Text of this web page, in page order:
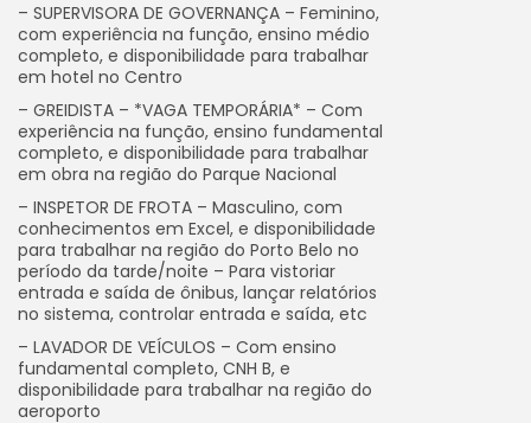
– SUPERVISORA DE GOVERNANÇA – Feminino,
com experiência na função, ensino médio
completo, e disponibilidade para trabalhar
em hotel no Centro
– GREIDISTA – *VAGA TEMPORÁRIA* – Com
experiência na função, ensino fundamental
completo, e disponibilidade para trabalhar
em obra na região do Parque Nacional
– INSPETOR DE FROTA – Masculino, com
conhecimentos em Excel, e disponibilidade
para trabalhar na região do Porto Belo no
período da tarde/noite – Para vistoriar
entrada e saída de ônibus, lançar relatórios
no sistema, controlar entrada e saída, etc
– LAVADOR DE VEÍCULOS – Com ensino
fundamental completo, CNH B, e
disponibilidade para trabalhar na região do
aeroporto